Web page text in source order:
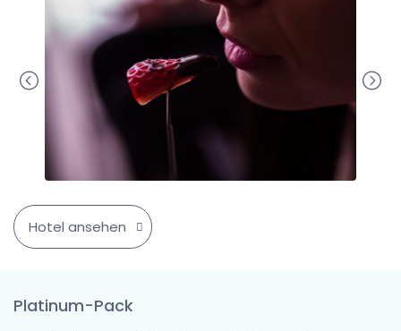
Hotel ansehen
Platinum-Pack